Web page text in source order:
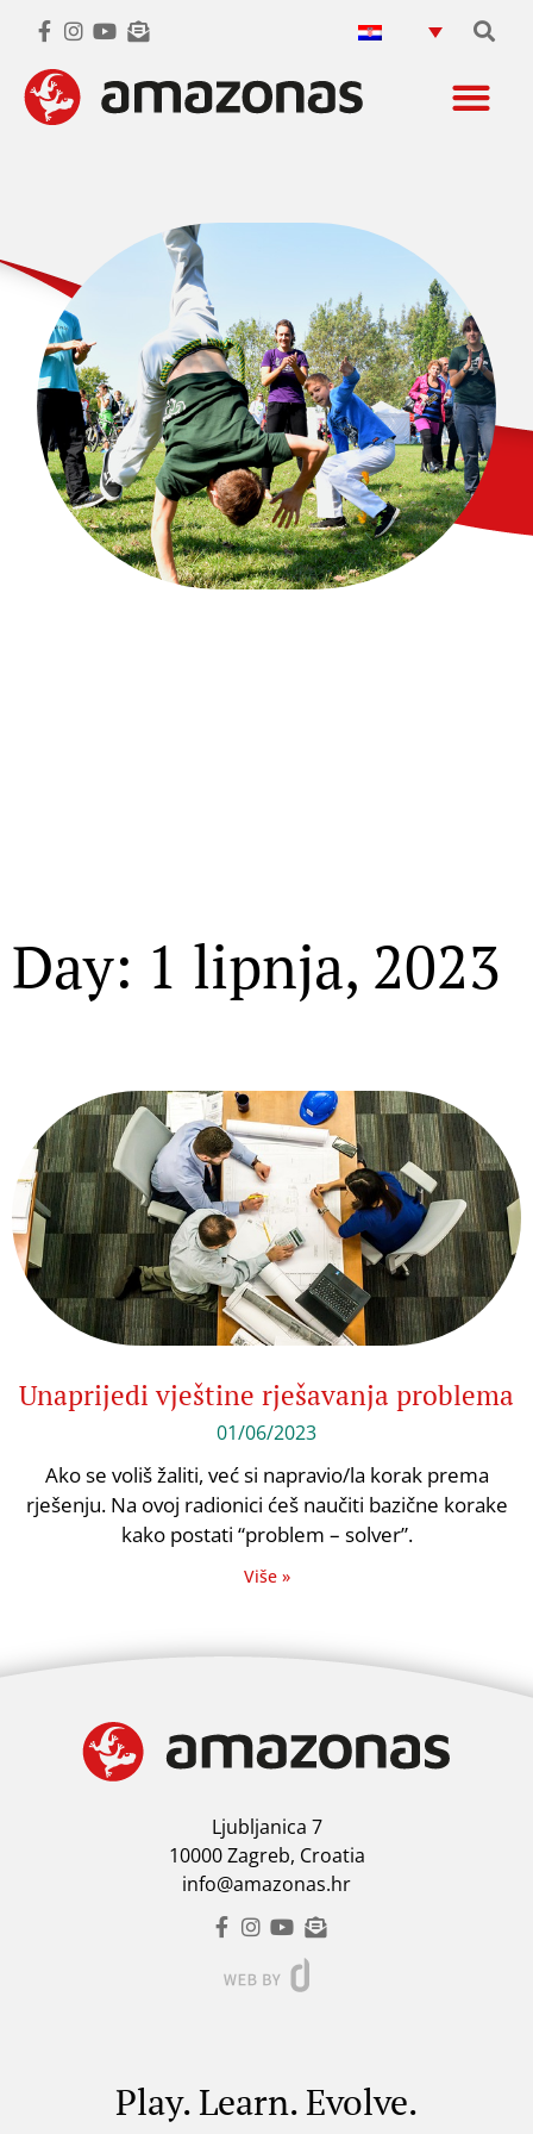
Day: 1 lipnja, 2023
Unaprijedi vještine rješavanja problema
01/06/2023
Ako se voliš žaliti, već si napravio/la korak prema
rješenju. Na ovoj radionici ćeš naučiti bazične korake
kako postati “problem – solver”.
Više »
Ljubljanica 7
10000 Zagreb, Croatia
info@amazonas.hr
Play. Learn. Evolve.